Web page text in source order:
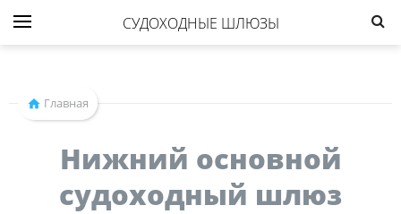
СУДОХОДНЫЕ ШЛЮЗЫ
Главная
Нижний основной
судоходный шлюз